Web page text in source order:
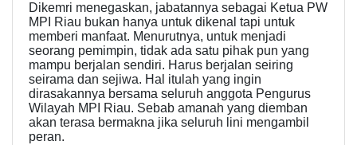
Dikemri menegaskan, jabatannya sebagai Ketua PW
MPI Riau bukan hanya untuk dikenal tapi untuk
memberi manfaat. Menurutnya, untuk menjadi
seorang pemimpin, tidak ada satu pihak pun yang
mampu berjalan sendiri. Harus berjalan seiring
seirama dan sejiwa. Hal itulah yang ingin
dirasakannya bersama seluruh anggota Pengurus
Wilayah MPI Riau. Sebab amanah yang diemban
akan terasa bermakna jika seluruh lini mengambil
peran.